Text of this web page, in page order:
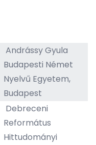
Andrássy Gyula
Budapesti Német
Nyelvű Egyetem,
Budapest
Debreceni
Református
Hittudományi